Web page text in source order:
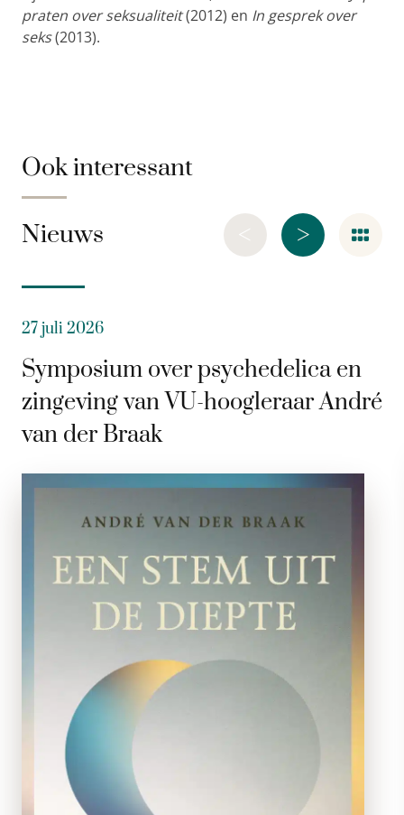
praten over seksualiteit(2012) en In gesprek over
seks(2013).
Ook interessant
Nieuws >
<
27 juli 2026
Symposium over psychedelica en
zingeving van VU-hoogleraar André
van der Braak